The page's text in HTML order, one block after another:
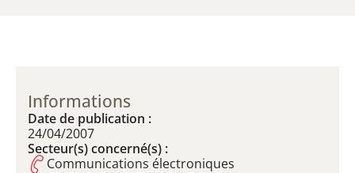
Informations
Date de publication :
24/04/2007
Secteur(s) concerné(s) :
Communications électroniques